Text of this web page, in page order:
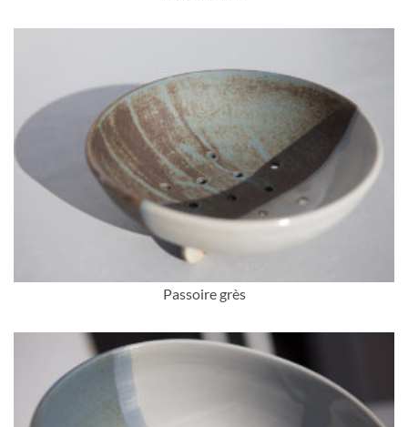
Passoire grès